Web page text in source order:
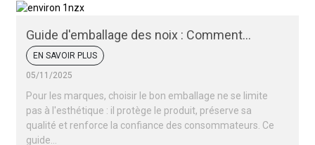
Guide d'emballage des noix : Comment
conserver la fraîcheur et l'attrait de vos noix
EN SAVOIR PLUS
05/11/2025
Pour les marques, choisir le bon emballage ne se limite
pas à l'esthétique : il protège le produit, préserve sa
qualité et renforce la confiance des consommateurs. Ce
guide…